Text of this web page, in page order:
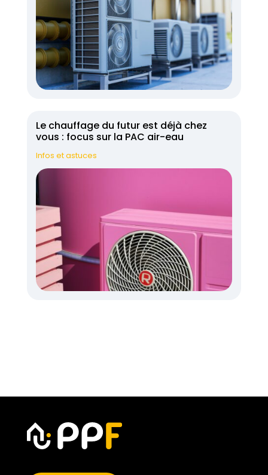
Le chauffage du futur est déjà chez
vous : focus sur la PAC air-eau
Infos et astuces